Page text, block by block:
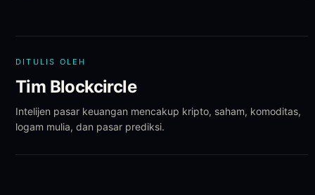
DITULIS OLEH
Tim Blockcircle
Intelijen pasar keuangan mencakup kripto, saham, komoditas,
logam mulia, dan pasar prediksi.